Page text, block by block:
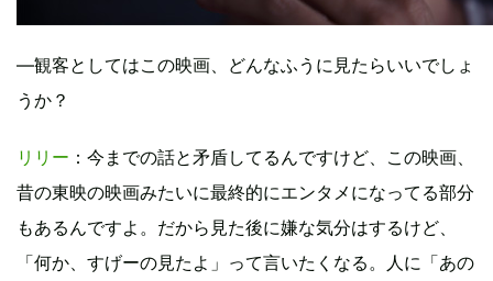
―観客としてはこの映画、どんなふうに見たらいいでしょ
うか？
リリー ：今までの話と矛盾してるんですけど、この映画、
昔の東映の映画みたいに最終的にエンタメになってる部分
もあるんですよ。だから見た後に嫌な気分はするけど、
「何か、すげーの見たよ」って言いたくなる。人に「あの